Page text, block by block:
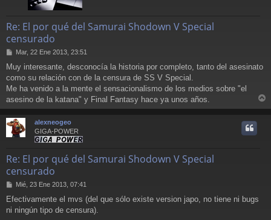
Re: El por qué del Samurai Shodown V Special
censurado
M
n
s
a
j
Mar, 22 Ene 2013, 23:51
Muy interesante, desconocía la historia por completo, tanto del asesinato
como su relación con de la censura de SS V Special.
Me ha venido a la mente el sensacionalismo de los medios sobre "el
asesino de la katana" y Final Fantasy hace ya unos años.
r
alexneogeo
GIGA-POWER
Re: El por qué del Samurai Shodown V Special
censurado
M
n
s
Mié, 23 Ene 2013, 07:41
Efectivamente el mvs (del que sólo existe version japo, no tiene ni bugs
ni ningún tipo de censura).